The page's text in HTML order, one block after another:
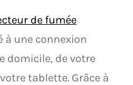
de fumée
à une connexion
domicile, de votre
tablette. Grâce à